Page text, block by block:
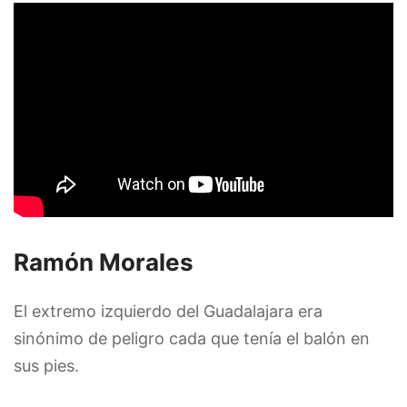
Ramón Morales
El extremo izquierdo del Guadalajara era
sinónimo de peligro cada que tenía el balón en
sus pies.